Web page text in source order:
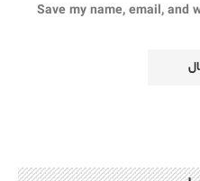
Save my name, email, and